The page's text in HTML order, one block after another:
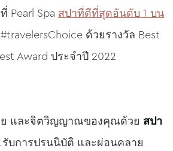
Pearl Spa สปาที่ดีที่สุดอันดับ 1 บน
ด้วยรางวัล Best
Award ประจำปี 2022
ย และจิตวิญญาณของคุณด้วย สปา
.รับการปรนนิบัติ และผ่อนคลาย